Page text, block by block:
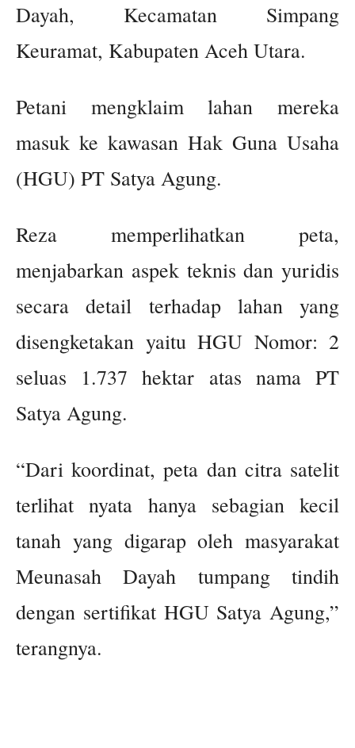
Dayah, Kecamatan Simpang
Keuramat, Kabupaten Aceh Utara.
Petani mengklaim lahan mereka
masuk ke kawasan Hak Guna Usaha
(HGU) PT Satya Agung.
Reza memperlihatkan peta,
menjabarkan aspek teknis dan yuridis
secara detail terhadap lahan yang
disengketakan yaitu HGU Nomor: 2
seluas 1.737 hektar atas nama PT
Satya Agung.
“Dari koordinat, peta dan citra satelit
terlihat nyata hanya sebagian kecil
tanah yang digarap oleh masyarakat
Meunasah Dayah tumpang tindih
dengan sertifikat HGU Satya Agung,”
terangnya.